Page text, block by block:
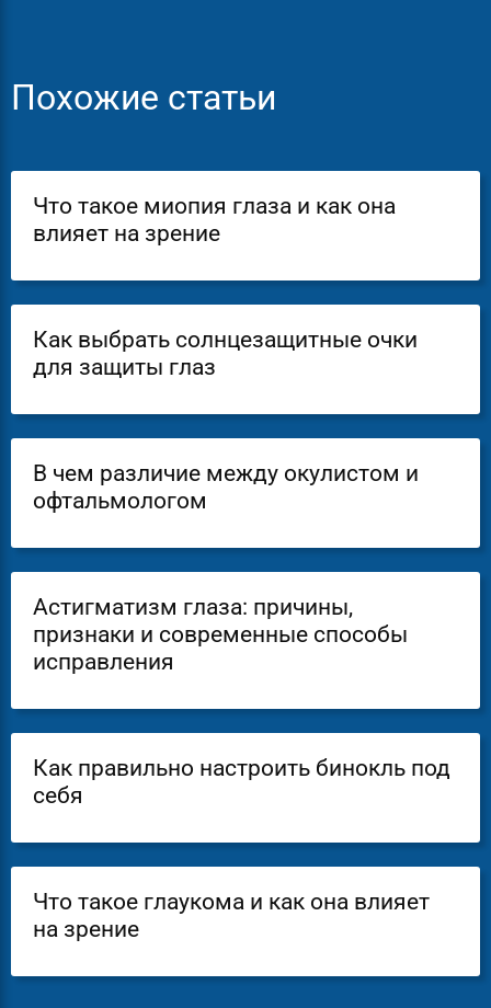
Похожие статьи
Что такое миопия глаза и как она
влияет на зрение
Как выбрать солнцезащитные очки
для защиты глаз
В чем различие между окулистом и
офтальмологом
Астигматизм глаза: причины,
признаки и современные способы
исправления
Как правильно настроить бинокль под
себя
Что такое глаукома и как она влияет
на зрение